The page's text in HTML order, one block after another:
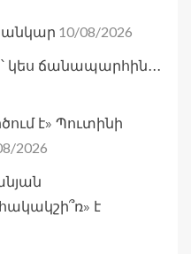
10/08/2026
կես ճանապարհին․․․
է» Պուտինի
2026
է